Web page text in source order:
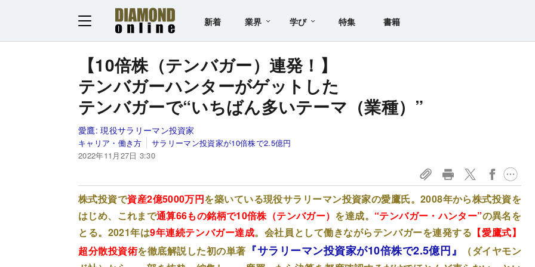
新着 業界 学び 特集 書籍
【10倍株（テンバガー）連発！】
テンバガーハンターがゲットした
テンバガーで“いちばん多いテーマ（業種）”
愛鷹:現役サラリーマン投資家
キャリア・働き方
サラリーマン投資家が10倍株で2.5億円
2022年11月27日 3:30
株式投資で資産2億5000万円を築いている現役サラリーマン投資家の愛鷹氏。2008年から株式投資を
はじめ、これまで通算66もの銘柄で10倍株（テンバガー） を達成。 “テンバガー・ハンター”の異名を
とる。2021年は9年連続テンバガー達成。会社員として働きながらテンバガーを連発する 【愛鷹式】
超分散投資術を徹底解説した初の単著 『サラリーマン投資家が10倍株で2.5億円』
（ダイヤモン